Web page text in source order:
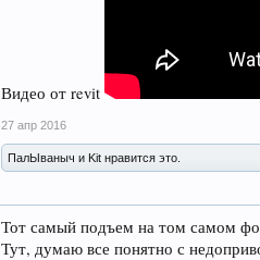
Видео от revit
27 апр 2016
ПалЫваныч и Kit нравится это.
Тот самый подъем на том самом
Тут, думаю все понятно с